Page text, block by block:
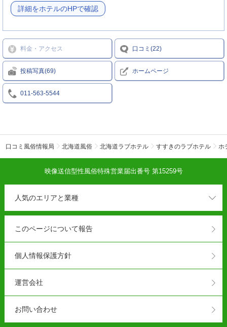
詳細をホテルのHPで確認
料金・アクセス 口コミ(22)
投稿写真(69) ホームページ
011-563-5544
口コミ風俗情報局 北海道風俗 北海道ラブホテル すすきのラブホテル ホ
映像送信型性風俗特殊営業届出番号 第15259号
人気のエリアと業種
このページについて報告
個人情報保護方針
運営会社
お問い合わせ